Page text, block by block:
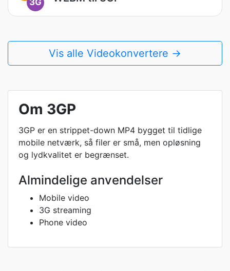
3G
Vis alle Videokonvertere →
Om 3GP
3GP er en strippet-down MP4 bygget til tidlige
mobile netværk, så filer er små, men opløsning
og lydkvalitet er begrænset.
Almindelige anvendelser
Mobile video
3G streaming
Phone video